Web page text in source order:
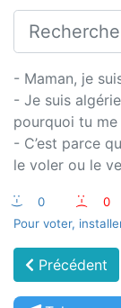
- Maman, je
- Je suis
pourquoi tu
- C’est parce
le voler ou le
:-) 0 :-(
0
Pour voter,
Précédent